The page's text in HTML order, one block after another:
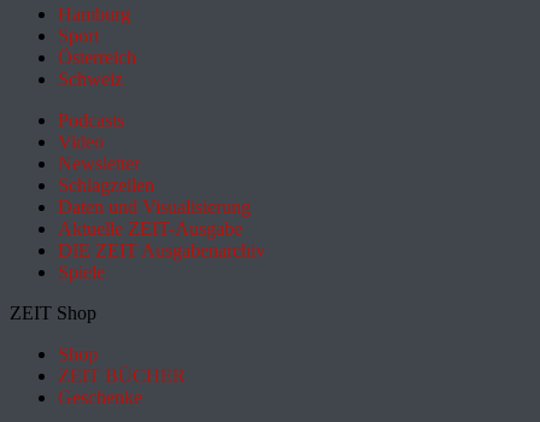
Hamburg
Sport
Österreich
Schweiz
Podcasts
Video
Newsletter
Schlagzeilen
Daten und Visualisierung
Aktuelle ZEIT-Ausgabe
DIE ZEIT Ausgabenarchiv
Spiele
ZEIT Shop
Shop
ZEIT BÜCHER
Geschenke